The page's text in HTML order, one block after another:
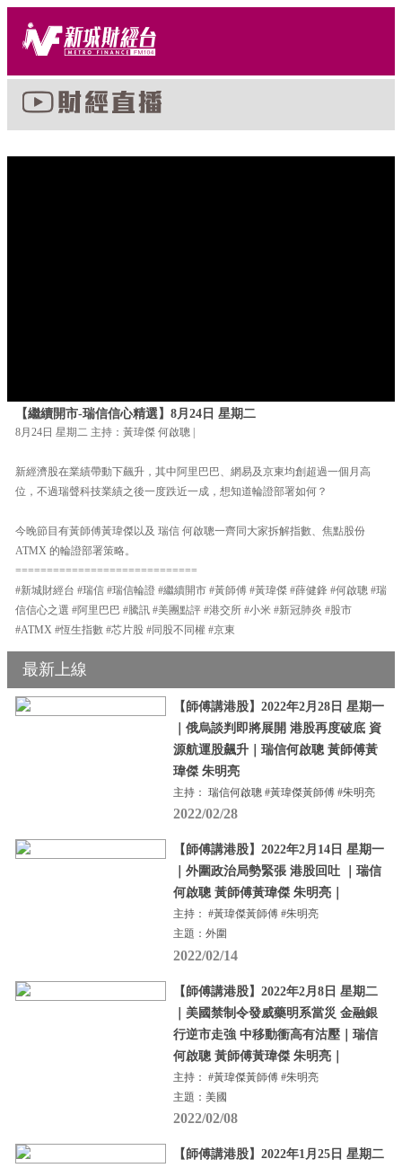
【繼續開市-瑞信信心精選】8月24日 星期二
8月24日 星期二 主持：黃瑋傑 何啟聰 |
新經濟股在業績帶動下飆升，其中阿里巴巴、網易及京東均創超過一個月高
位，不過瑞聲科技業績之後一度跌近一成，想知道輪證部署如何？
今晚節目有黃師傅黃瑋傑以及 瑞信 何啟聰一齊同大家拆解指數、焦點股份
ATMX 的輪證部署策略。
=============================
#新城財經台 #瑞信 #瑞信輪證 #繼續開市 #黃師傅 #黃瑋傑 #薛健鋒 #何啟聰 #瑞
信信心之選 #阿里巴巴 #騰訊 #美團點評 #港交所 #小米 #新冠肺炎 #股市
#ATMX #恆生指數 #芯片股 #同股不同權 #京東
最新上線
【師傅講港股】2022年2月28日 星期一
｜俄烏談判即將展開 港股再度破底 資
源航運股飆升｜瑞信何啟聰 黃師傅黃
瑋傑 朱明亮
主持： 瑞信何啟聰 #黃瑋傑黃師傅 #朱明亮
2022/02/28
【師傅講港股】2022年2月14日 星期一
｜外圍政治局勢緊張 港股回吐 ｜瑞信
何啟聰 黃師傅黃瑋傑 朱明亮｜
主持： #黃瑋傑黃師傅 #朱明亮
主題：外圍
2022/02/14
【師傅講港股】2022年2月8日 星期二
｜美國禁制令發威藥明系當災 金融銀
行逆市走強 中移動衝高有沽壓｜瑞信
何啟聰 黃師傅黃瑋傑 朱明亮｜
主持： #黃瑋傑黃師傅 #朱明亮
主題：美國
2022/02/08
【師傅講港股】2022年1月25日 星期二